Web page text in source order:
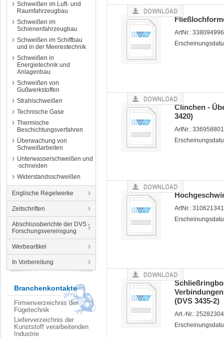
Schweißen im Luft- und
Raumfahrzeugbau
Schweißen im
Schienenfahrzeugbau
Schweißen im Schiffbau
und in der Meerestechnik
Schweißen in
Energietechnik und
Anlagenbau
Schweißen von
Gußwerkstoffen
Strahlschweißen
Technische Gase
Thermische
Beschichtungsverfahren
Überwachung von
Schweißarbeiten
Unterwasserschweißen und
-schneiden
Widerstandsschweißen
Englische Regelwerke
Zeitschriften
Abschlussberichte der DVS -
Forschungsvereinigung
Werbeartikel
In Vorbereitung
Branchenkontakte
Firmenverzeichnis der
Fügetechnik
Lieferverzeichnis der
Kunststoff verarbeitenden
Industrie
ArtNr.:
Clinchen -
3420)
ArtNr.:
ArtNr.:
(DVS 3435-2)
Art.-Nr.: